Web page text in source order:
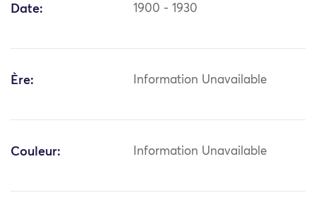
Date: 1900 - 1930
Ère: Information Unavailable
Couleur: Information Unavailable